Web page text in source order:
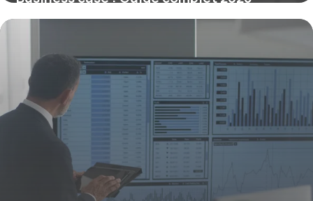
4 juillet 2026